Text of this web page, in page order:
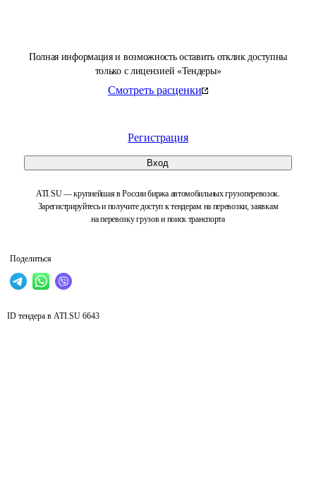
Полная информация и возможность оставить отклик доступны
только с лицензией «Тендеры»
Смотреть расценки
Регистрация
Вход
ATI.SU — крупнейшая в России биржа автомобильных грузоперевозок.
Зарегистрируйтесь и получите доступ к тендерам на перевозки, заявкам
на перевозку грузов и поиск транспорта
Поделиться
ID тендера в ATI.SU 6643